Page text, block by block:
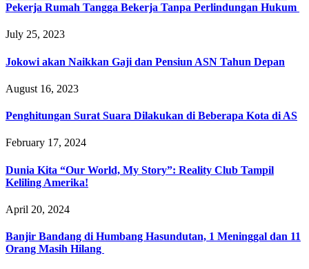
Pekerja Rumah Tangga Bekerja Tanpa Perlindungan Hukum
July 25, 2023
Jokowi akan Naikkan Gaji dan Pensiun ASN Tahun Depan
August 16, 2023
Penghitungan Surat Suara Dilakukan di Beberapa Kota di AS
February 17, 2024
Dunia Kita “Our World, My Story”: Reality Club Tampil
Keliling Amerika!
April 20, 2024
Banjir Bandang di Humbang Hasundutan, 1 Meninggal dan 11
Orang Masih Hilang